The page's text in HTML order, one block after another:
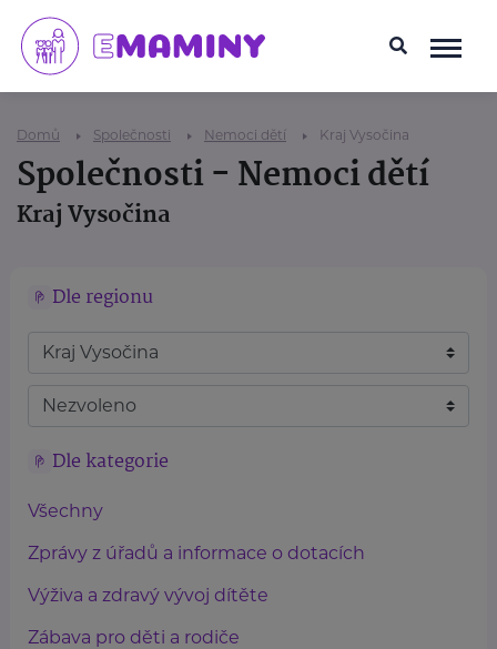
Domů Společnosti Nemoci dětí Kraj Vysočina
Společnosti - Nemoci dětí
Kraj Vysočina
Dle regionu
Dle kategorie
Všechny
Zprávy z úřadů a informace o dotacích
Výživa a zdravý vývoj dítěte
Zábava pro děti a rodiče